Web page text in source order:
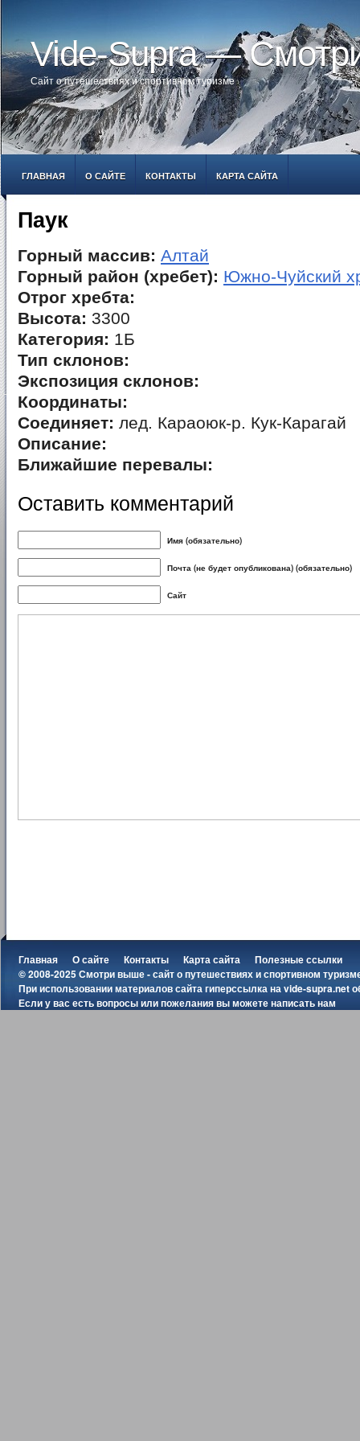
Vide-Supra —
Сайт о путешествиях и спортивном туризме
ГЛАВНАЯ О САЙТЕ КОНТАКТЫ КАРТА САЙТА
Паук
Горный массив: Алтай
Горный район (хребет): Южно-Чуйский
Отрог хребта:
Высота: 3300
Категория: 1Б
Тип склонов:
Экспозиция склонов:
Координаты:
Соединяет: лед. Караоюк-р. Кук-Карагай
Описание:
Ближайшие перевалы:
Оставить комментарий
Имя (обязательно)
Почта (не будет опубликована) (обязательно)
Сайт
Главная О сайте Контакты Карта сайта
Полезные ссылки
© 2008-2025 Смотри выше - сайт о путешествиях и спортивном
При использовании материалов сайта гиперссылка наvide-supra.net
Если у вас есть вопросы или пожелания вы можетенаписать нам